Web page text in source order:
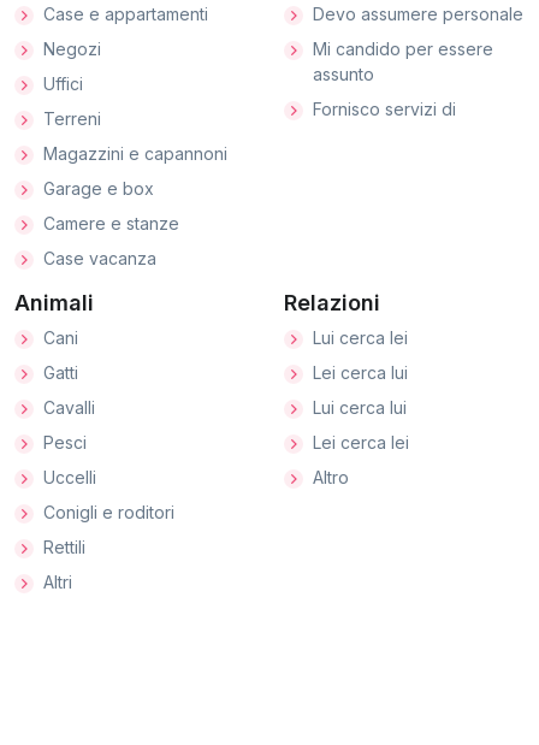
Case e appartamenti
Negozi
Uffici
Terreni
Magazzini e capannoni
Garage e box
Camere e stanze
Case vacanza
Devo assumere personale
Mi candido per essere
assunto
Fornisco servizi di
Animali
Cani
Gatti
Cavalli
Pesci
Uccelli
Conigli e roditori
Rettili
Altri
Relazioni
Lui cerca lei
Lei cerca lui
Lui cerca lui
Lei cerca lei
Altro